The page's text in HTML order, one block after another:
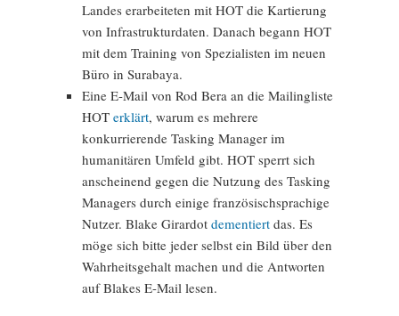
Landes erarbeiteten mit HOT die Kartierung
von Infrastrukturdaten. Danach begann HOT
mit dem Training von Spezialisten im neuen
Büro in Surabaya.
Eine E-Mail von Rod Bera an die Mailingliste
HOT erklärt, warum es mehrere
konkurrierende Tasking Manager im
humanitären Umfeld gibt. HOT sperrt sich
anscheinend gegen die Nutzung des Tasking
Managers durch einige französischsprachige
Nutzer. Blake Girardot dementiert das. Es
möge sich bitte jeder selbst ein Bild über den
Wahrheitsgehalt machen und die Antworten
auf Blakes E-Mail lesen.